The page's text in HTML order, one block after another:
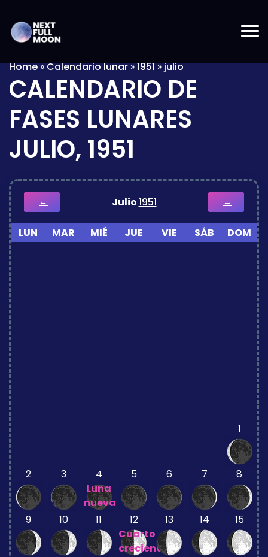
Home»Calendario lunar»1951»julio
CALENDARIO DE
FASES LUNARES
JULIO, 1951
← Julio1951 →
LUN MAR MIÉ JUE VIE SÁB DOM
1
2 3
4
Luna
nueva
5 6 7 8
9 10 11
12
Cuarto
creciente
13 14 15